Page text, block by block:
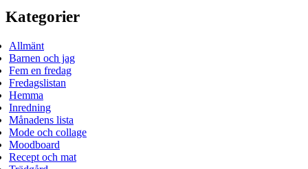
Kategorier
Allmänt
Barnen och jag
Fem en fredag
Fredagslistan
Hemma
Inredning
Månadens lista
Mode och collage
Moodboard
Recept och mat